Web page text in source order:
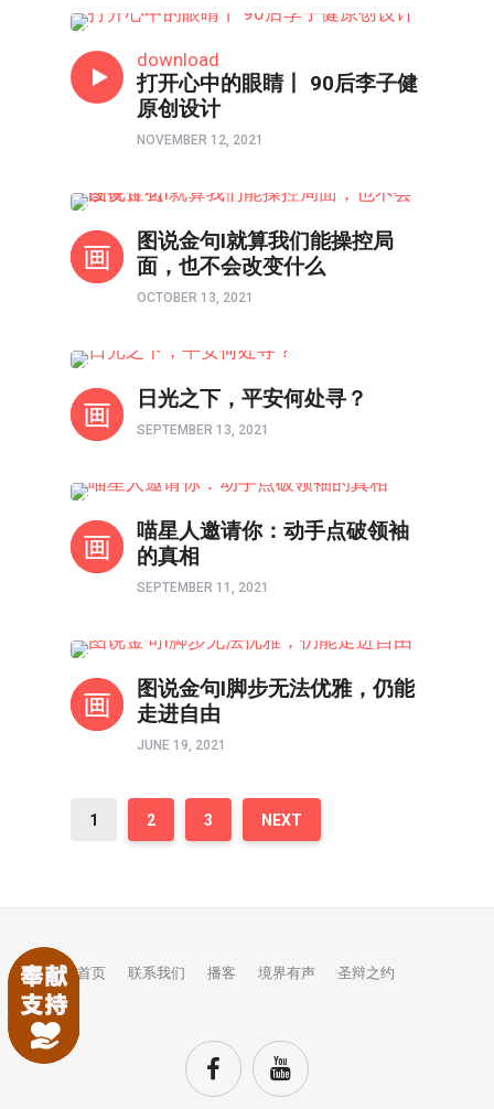
download
打开心中的眼睛丨 90后李子健
原创设计
NOVEMBER 12, 2021
图说金句I就算我们能操控局
面，也不会改变什么
OCTOBER 13, 2021
日光之下，平安何处寻？
SEPTEMBER 13, 2021
喵星人邀请你：动手点破领袖
的真相
SEPTEMBER 11, 2021
图说金句I脚步无法优雅，仍能
走进自由
JUNE 19, 2021
1 2 3 NEXT
首页 联系我们 播客 境界有声 圣辩之约